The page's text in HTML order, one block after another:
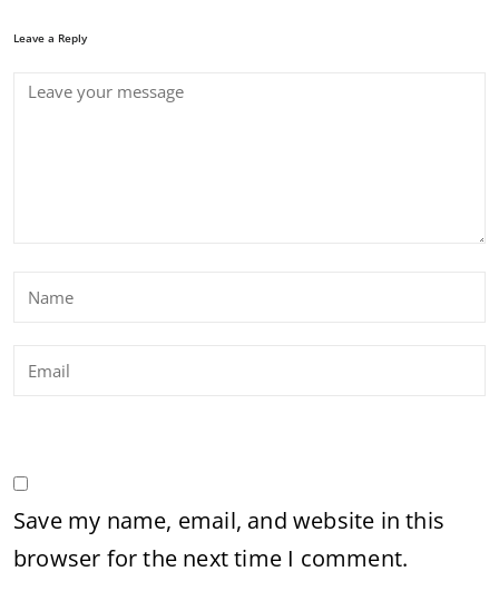
Leave a Reply
Save my name, email, and website in this
browser for the next time I comment.